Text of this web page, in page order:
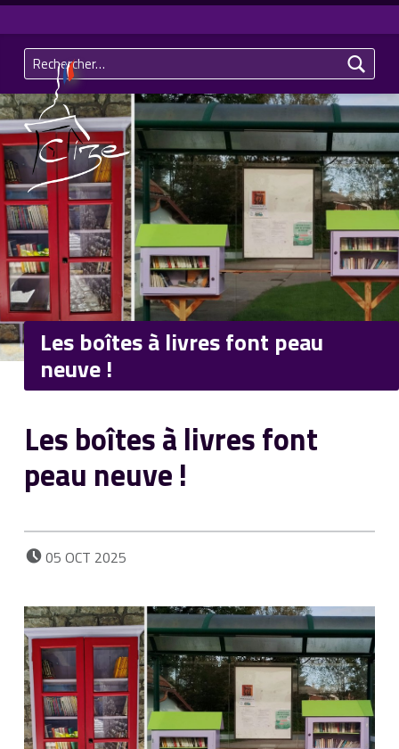
Commune de CIZE – Jura (39)
Rechercher :
Les boîtes à livres font peau
neuve !
Les boîtes à livres font
peau neuve !
POSTED ON:
05 OCT 2025